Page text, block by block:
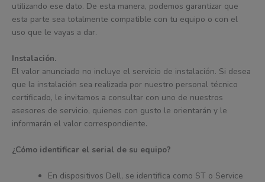
utilizando ese dato. De esta manera, podemos garantizar que
esta parte sea totalmente compatible con tu equipo o con el
uso que le vayas a dar.
Instalación.
El valor anunciado no incluye el servicio de instalación. Si desea
que la instalación sea realizada por nuestro personal técnico
certificado, le invitamos a consultar con uno de nuestros
asesores de servicio, quienes con gusto le orientarán y le
informarán el valor correspondiente.
¿Cómo identificar el serial de su equipo?
En dispositivos Dell, se identifica como ST o Service